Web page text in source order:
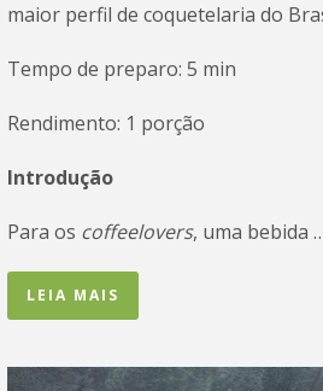
maior perfil de coquetelaria do
Tempo de preparo: 5 min
Rendimento: 1 porção
Introdução
Para os coffeelovers, uma bebida
LEIA MAIS